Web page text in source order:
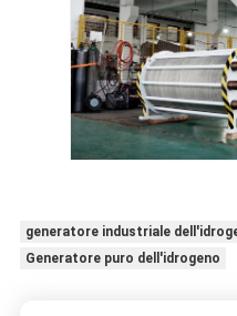
generatore industriale
Generatore puro dell'idrogeno